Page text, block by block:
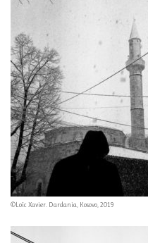
©Loïc Xavier. Dardania, Kosovo, 2019